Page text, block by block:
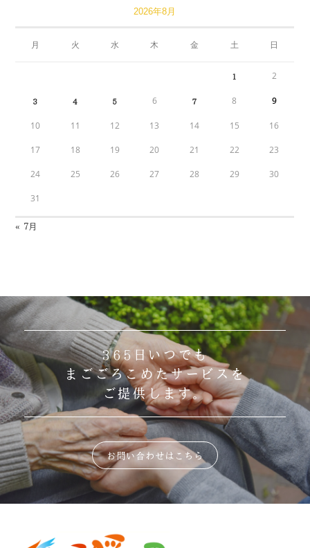
2026年8月
月 火 水 木 金 土 日
1 2
3 4 5 6 7 8 9
10 11 12 13 14 15 16
17 18 19 20 21 22 23
24 25 26 27 28 29 30
31
« 7月
365日いつでも
まごごろこめたサービスを
ご提供します。
お問い合わせはこちら